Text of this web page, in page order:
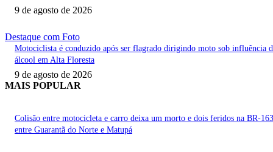
9 de agosto de 2026
Destaque com Foto
Motociclista é conduzido após ser flagrado dirigindo moto sob influência
álcool em Alta Floresta
9 de agosto de 2026
MAIS POPULAR
Colisão entre motocicleta e carro deixa um morto e dois feridos na BR-163
entre Guarantã do Norte e Matupá